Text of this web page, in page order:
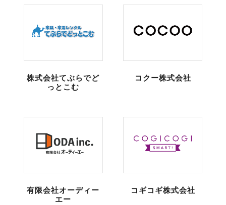
株式会社てぶらでど
っとこむ
コクー株式会社
有限会社オーディー
エー
コギコギ株式会社